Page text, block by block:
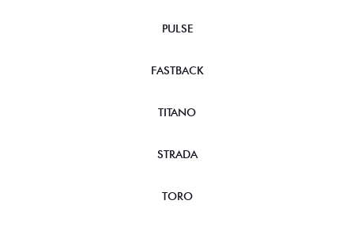
PULSE
FASTBACK
TITANO
STRADA
TORO